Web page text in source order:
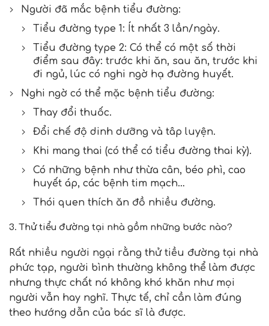
Người đã mắc bệnh tiểu đường:
Tiểu đường type 1: Ít nhất 3 lần/ngày.
Tiểu đường type 2: Có thể có một số thời
điểm sau đây: trước khi ăn, sau ăn, trước khi
đi ngủ, lúc có nghi ngờ hạ đường huyết.
Nghi ngờ có thể mặc bệnh tiểu đường:
Thay đổi thuốc.
Đổi chế độ dinh dưỡng và tâp luyện.
Khi mang thai (có thể có tiểu đường thai kỳ).
Có những bệnh như thừa cân, béo phì, cao
huyết áp, các bệnh tim mạch…
Thói quen thích ăn đồ nhiều đường.
3. Thử tiểu đường tại nhà gồm những bước nào?
Rất nhiều người ngại rằng thử tiều đường tại nhà
phức tạp, người bình thường không thể làm được
nhưng thực chất nó không khó khăn như mọi
người vẫn hay nghĩ. Thực tế, chỉ cần làm đúng
theo hướng dẫn của bác sĩ là được.